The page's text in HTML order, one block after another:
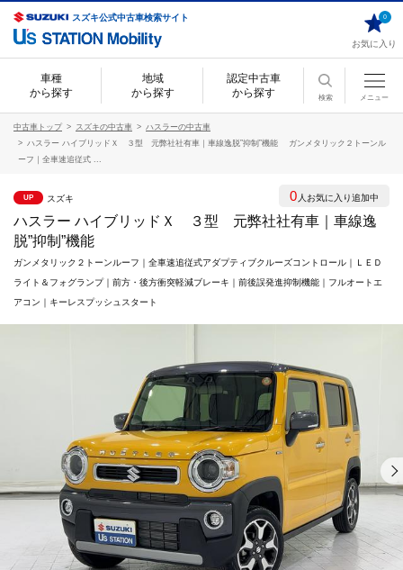
スズキ公式中古車検索サイト
お気に入り
0
車種
から探す
地域
から探す
認定中古車
から探す
検索 メニュー
中古車トップ スズキの中古車
ハスラーの中古車
ハスラー ハイブリッドＸ ３型 元弊社社有車｜車線逸脱”抑制”機能 ガンメタリック２トーンル
ーフ｜全車速追従式 ...
UP スズキ
ハスラー ハイブリッドＸ ３型 元弊社社有車｜車線逸
脱”抑制”機能
ガンメタリック２トーンルーフ｜全車速追従式アダプティブクルーズコントロール｜ＬＥＤ
ライト＆フォグランプ｜前方・後方衝突軽減ブレーキ｜前後誤発進抑制機能｜フルオートエ
アコン｜キーレスプッシュスタート
0 人お気に入り追加中